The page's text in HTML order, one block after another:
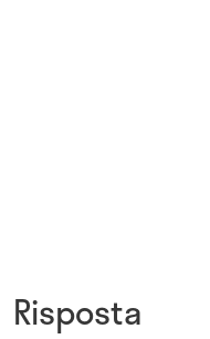
Risposta